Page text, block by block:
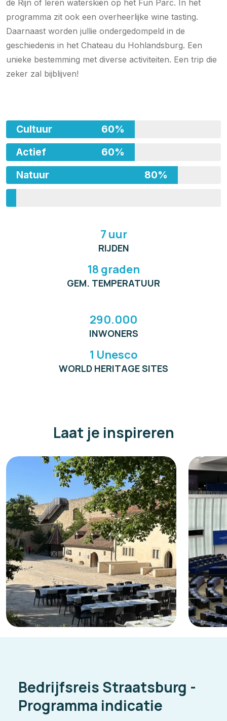
de Rijn of leren waterskiën op het Fun Parc. In het
programma zit ook een overheerlijke wine tasting.
Daarnaast worden jullie ondergedompeld in de
geschiedenis in het Chateau du Hohlandsburg. Een
unieke bestemming met diverse activiteiten. Een trip die
zeker zal bijblijven!
Cultuur
60%
Actief
60%
Natuur
80%
7 uur
RIJDEN
18 graden
GEM. TEMPERATUUR
290.000
INWONERS
1 Unesco
WORLD HERITAGE SITES
Laat je inspireren
Bedrijfsreis Straatsburg -
Programma indicatie